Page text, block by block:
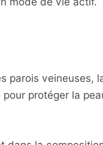
parois veineuses,
protéger la